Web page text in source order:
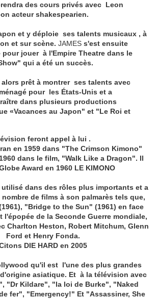
des cours privés avec Leon
acteur shakespearien.
et y déploie ses talents musicaux , à
et sur scène. JAMES s'est ensuite
pour jouer à l'Empire Theatre dans le
qui a été un succès.
prêt à montrer ses talents avec
pour les États-Unis et a
dans plusieurs productions
«Vacances au Japon" et "Le Roi et
feront appel à lui .
en 1959 dans "The Crimson Kimono"
dans le film, "Walk Like a Dragon". Il
Award en 1960 LE KIMONO
utilisé dans des rôles plus importants et a
de films à son palmarès tels que,
"Bridge to the Sun" (1961) en face
l'épopée de la Seconde Guerre mondiale,
Charlton Heston, Robert Mitchum, Glenn
Ford et Henry Fonda.
DIE HARD en 2005
qu'il est l'une des plus grandes
asiatique. Et à la télévision avec
"Dr Kildare", "la loi de Burke", "Naked
fer", "Emergency!" Et "Assassiner, She